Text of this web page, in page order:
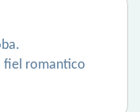
fiel romantico